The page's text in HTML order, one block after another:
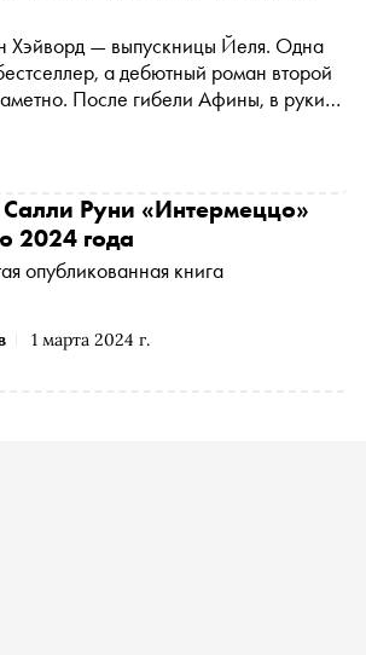
библиотечной ассоциации и
соцсетях рекомендует
Специально для «Сноба»
литературы «Литрес» Анна
о топе-7 из списка актрисы
— выпускницы Йеля. Одна
а дебютный роман второй
После гибели Афины, в руки
про изнанку не только
и культуру отмены. Роман вышел в
(группа «Эксмо») в переводе
«Сноб» публикует отрывок
1 марта 2024 г.
Руни «Интермеццо»
2024 года
опубликованная книга